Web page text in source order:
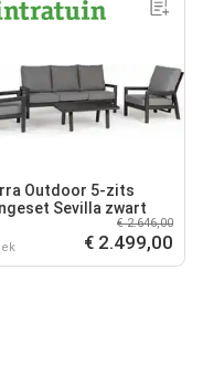
Outdoor 5-zits
Sevilla zwart
€ 2.646,00
€ 2.499,00